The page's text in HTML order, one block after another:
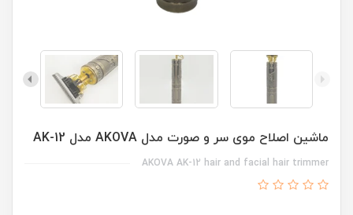
ماشین اصلاح موی سر و صورت مدل AKOVA مدل AK-12
AKOVA AK-12 hair and facial hair trimmer